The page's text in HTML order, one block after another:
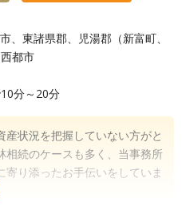
、東諸県郡、児湯郡（新富町、
都市
分～20分
状況を把握していない方がと
相続のケースも多く、当事務所
り添ったお手伝いをしていま